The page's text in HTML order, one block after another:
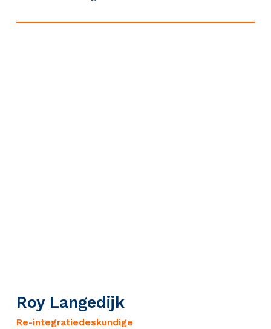
Roy Langedijk
Re-integratiedeskundige